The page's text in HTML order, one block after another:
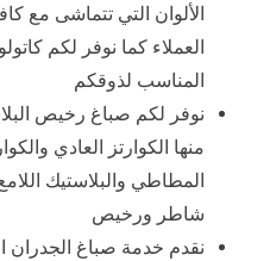
الألوان التي تتماشى مع
العملاء كما نوفر لكم
المناسب لذوقكم
نوفر لكم صباغ رخيص
منها الكوارتز العادي
المطاطي والبلاستيك
شاطر ورخيص
نقدم خدمة صباغ الجدران